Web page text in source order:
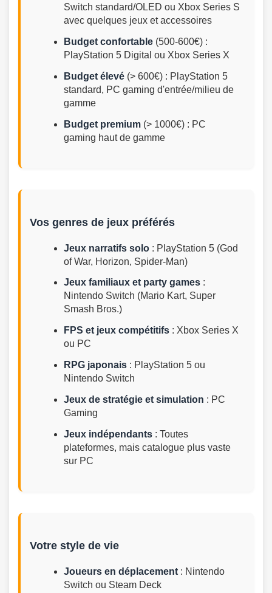
Switch standard/OLED ou Xbox Series S
avec quelques jeux et accessoires
Budget confortable (500-600€) :
PlayStation 5 Digital ou Xbox Series X
Budget élevé (> 600€) : PlayStation 5
standard, PC gaming d'entrée/milieu de
gamme
Budget premium (> 1000€) : PC
gaming haut de gamme
Vos genres de jeux préférés
Jeux narratifs solo : PlayStation 5 (God
of War, Horizon, Spider-Man)
Jeux familiaux et party games :
Nintendo Switch (Mario Kart, Super
Smash Bros.)
FPS et jeux compétitifs : Xbox Series X
ou PC
RPG japonais : PlayStation 5 ou
Nintendo Switch
Jeux de stratégie et simulation : PC
Gaming
Jeux indépendants : Toutes
plateformes, mais catalogue plus vaste
sur PC
Votre style de vie
Joueurs en déplacement : Nintendo
Switch ou Steam Deck